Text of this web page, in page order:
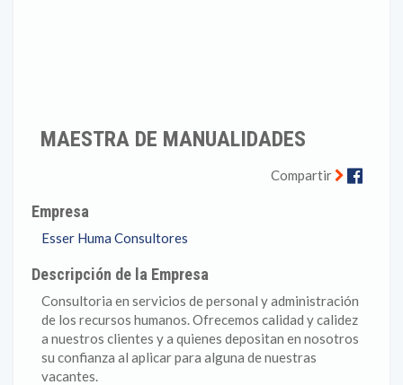
MAESTRA DE MANUALIDADES
Compartir
Empresa
Esser Huma Consultores
Descripción de la Empresa
Consultoria en servicios de personal y administración
de los recursos humanos. Ofrecemos calidad y calidez
a nuestros clientes y a quienes depositan en nosotros
su confianza al aplicar para alguna de nuestras
vacantes.